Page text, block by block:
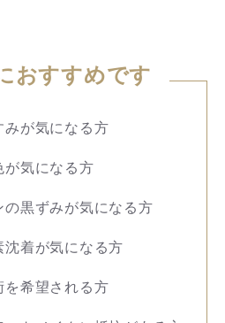
おすすめです
みが気になる方
が気になる方
の黒ずみが気になる方
沈着が気になる方
を希望される方